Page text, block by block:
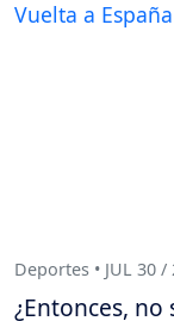
Deportes • JUL 30 /
¿Entonces,